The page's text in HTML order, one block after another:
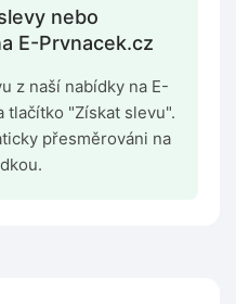
nebo
E-Prvnacek.cz
z naší nabídky na E-
tlačítko "Získat slevu".
přesměrováni na